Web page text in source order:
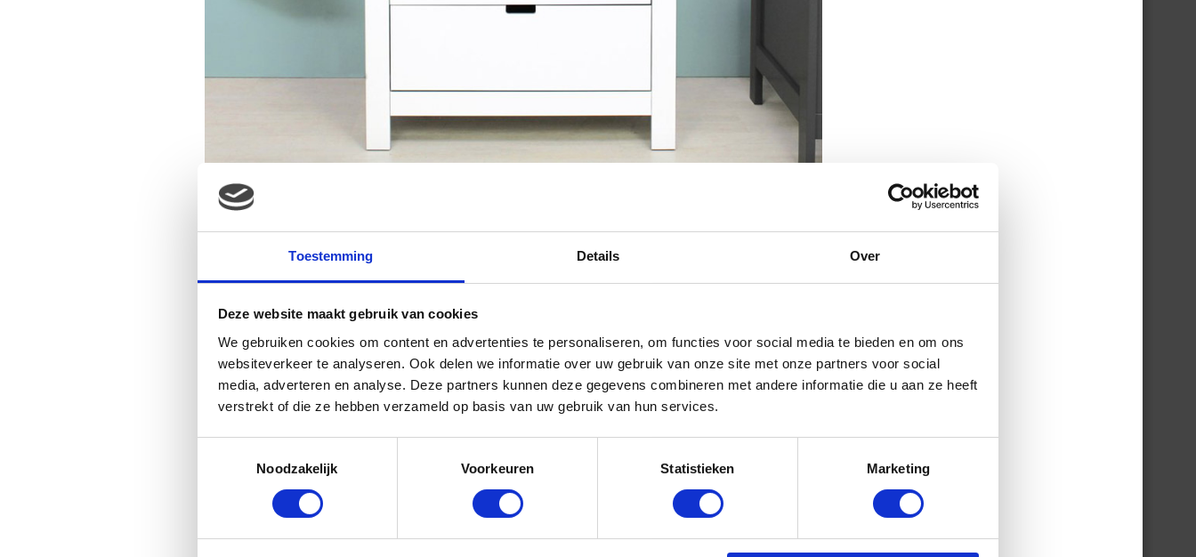
Toestemming Details Over
Deze website maakt gebruik van cookies
We gebruiken cookies om content en advertenties te personaliseren, om functies voor social media te bieden en om ons
websiteverkeer te analyseren. Ook delen we informatie over uw gebruik van onze site met onze partners voor social
media, adverteren en analyse. Deze partners kunnen deze gegevens combineren met andere informatie die u aan ze heeft
verstrekt of die ze hebben verzameld op basis van uw gebruik van hun services.
Noodzakelijk
Voorkeuren Statistieken Marketing